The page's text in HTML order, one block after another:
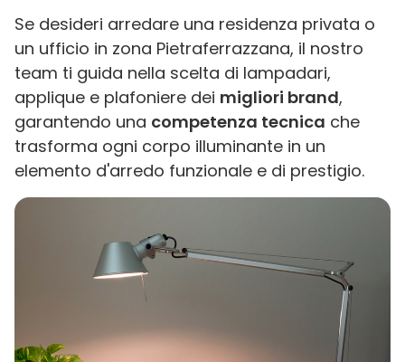
Se desideri arredare una residenza privata o
un ufficio in zona Pietraferrazzana, il nostro
team ti guida nella scelta di lampadari,
applique e plafoniere dei migliori brand,
garantendo una competenza tecnica che
trasforma ogni corpo illuminante in un
elemento d'arredo funzionale e di prestigio.